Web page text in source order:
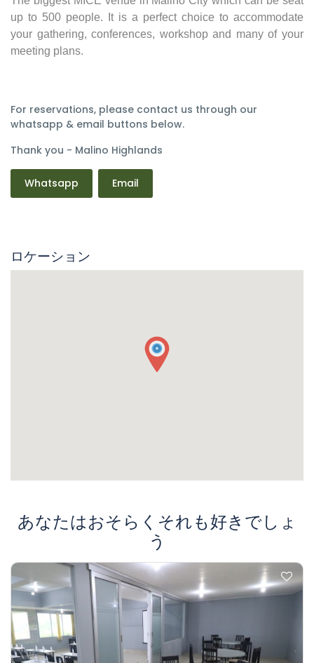
up to 500 people. It is a perfect choice to accommodate
your gathering, conferences, workshop and many of your
meeting plans.
For reservations, please contact us through our
whatsapp & email buttons below.
Thank you - Malino Highlands
Whatsapp Email
ロケーション
あなたはおそらくそれも好きでしょ
う